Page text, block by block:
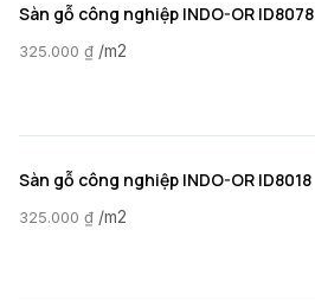
Sàn gỗ công nghiệp INDO-OR ID8078
325.000 ₫ /m2
Sàn gỗ công nghiệp INDO-OR ID8018
325.000 ₫ /m2